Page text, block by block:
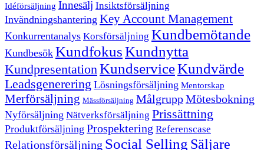
Idéförsäljning Innesälj Insiktsförsäljning
Invändningshantering Key Account Management
Konkurrentanalys Korsförsäljning Kundbemötande
Kundbesök KundfokusKundnytta
KundpresentationKundserviceKundvärde
Leadsgenerering Lösningsförsäljning Mentorskap
Merförsäljning Mässförsäljning MålgruppMötesbokning
Nyförsäljning Nätverksförsäljning Prissättning
Produktförsäljning Prospektering Referenscase
Relationsförsäljning Social Selling Säljare